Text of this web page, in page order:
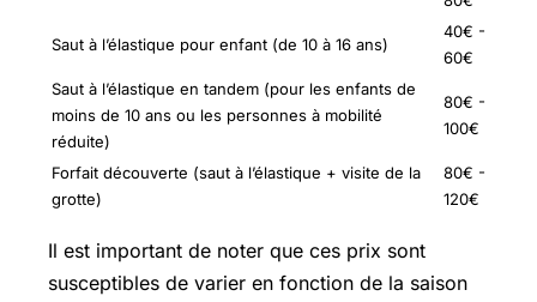
Saut à l’élastique pour enfant (de 10 à 16 ans)
40€ -
60€
Saut à l’élastique en tandem (pour les enfants de
moins de 10 ans ou les personnes à mobilité
réduite)
80€ -
100€
Forfait découverte (saut à l’élastique + visite de la
grotte)
80€ -
120€
Il est important de noter que ces prix sont
susceptibles de varier en fonction de la saison